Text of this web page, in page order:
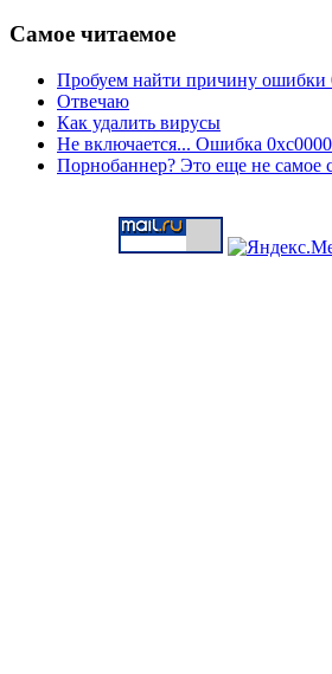
Самое читаемое
Пробуем найти причину ошибки
Отвечаю
Как удалить вирусы
Не включается... Ошибка
Порнобаннер? Это еще не самое